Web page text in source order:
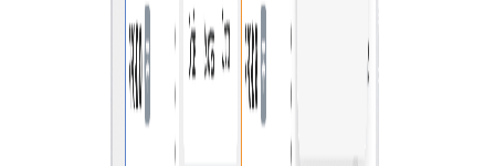
ประสิทธิภาพช่วยให้ปฏิบัติตามงบประมาณ ระบุโอกาส
ประหยัดต้นทุน และส่งเสริมการตัดสินใจเชิงกลยุทธ์เพื่อการ
เติบโตอย่างยั่งยืน